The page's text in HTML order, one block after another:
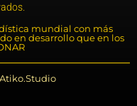
mundial con más
en desarrollo que en los